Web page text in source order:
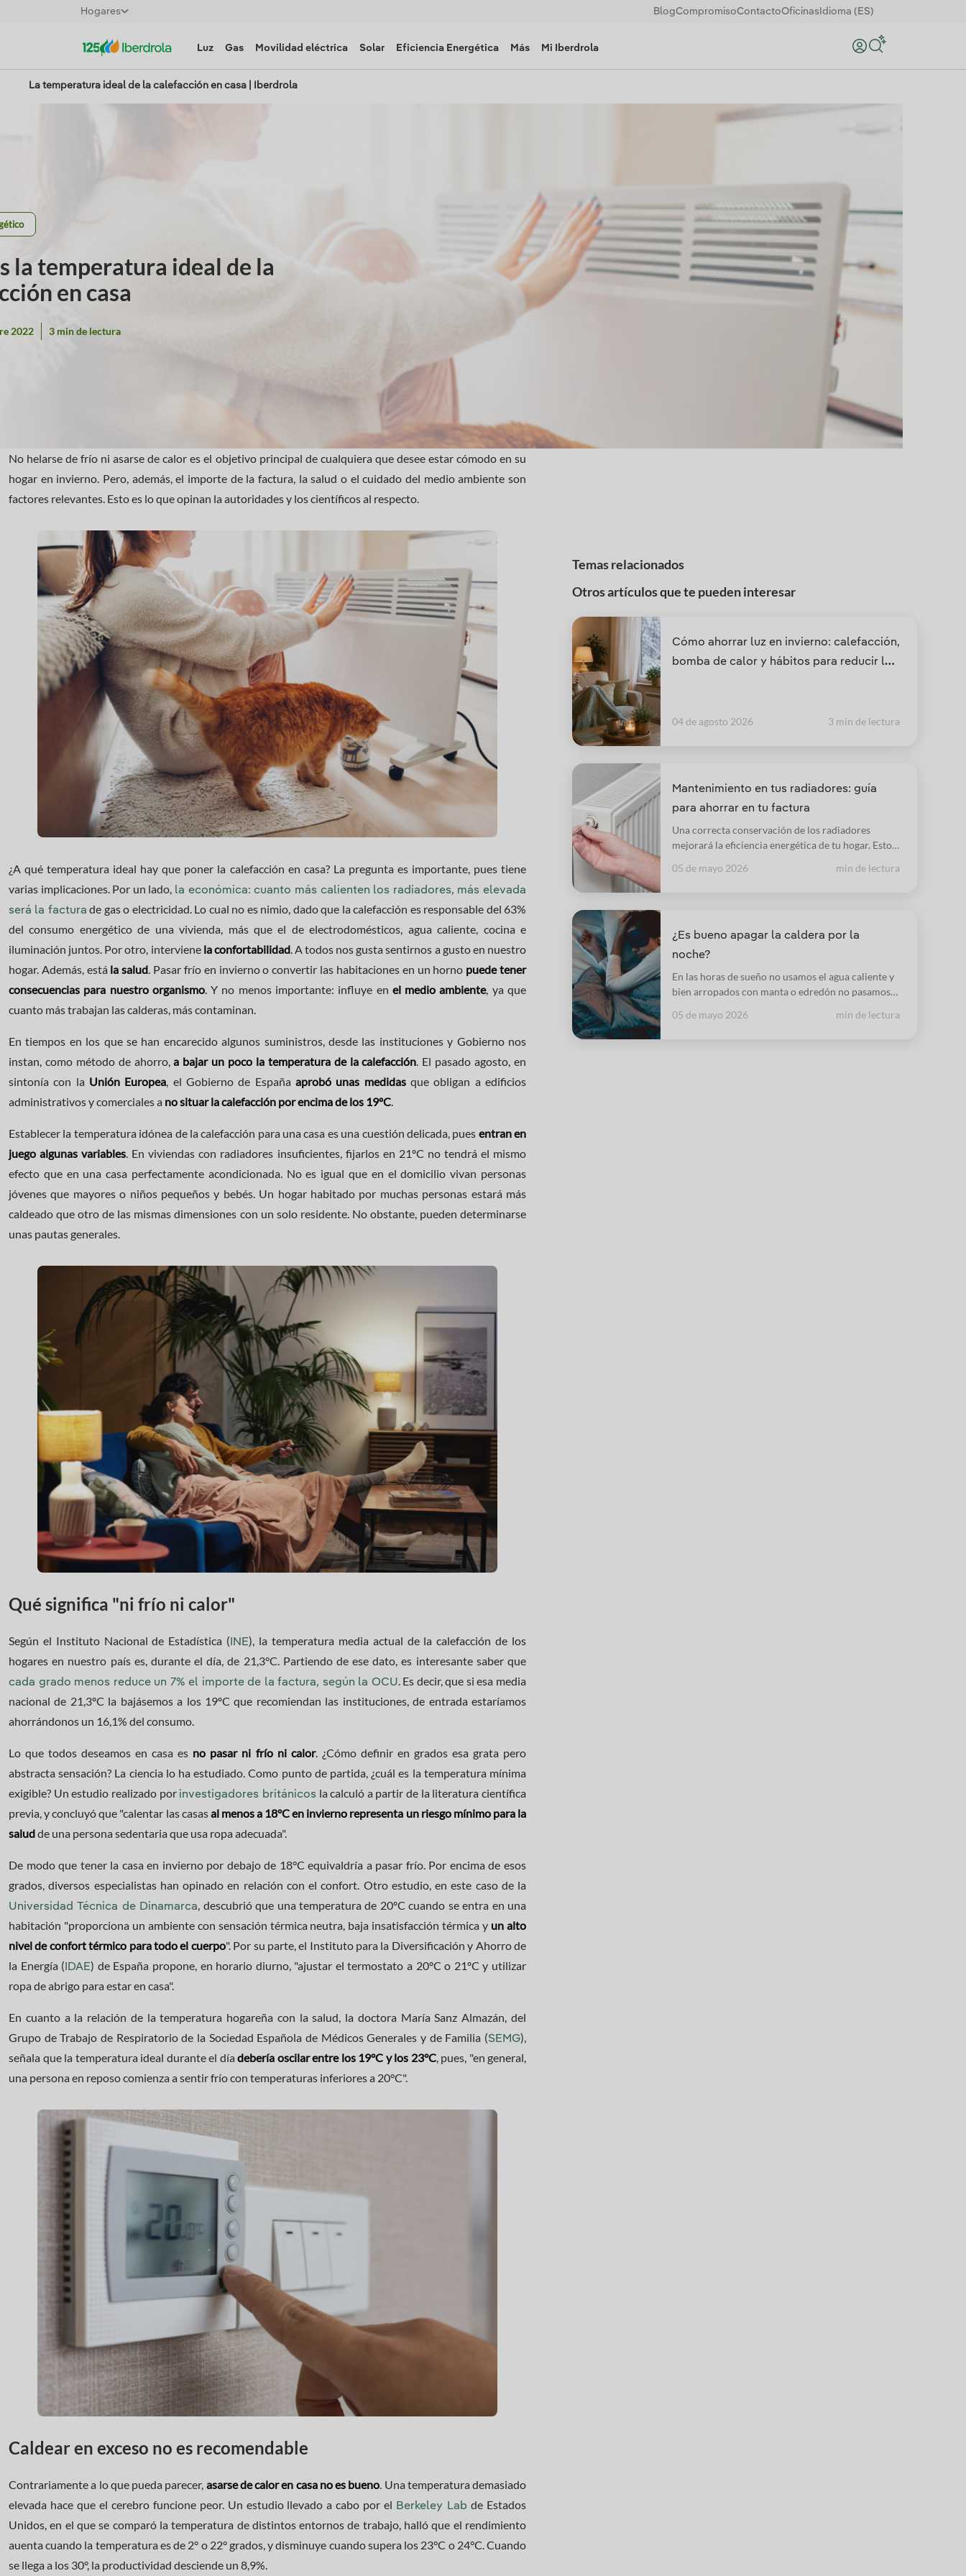
Hogares BlogCompromisoContactoOficinas Idioma (ES)
Luz Gas Movilidad eléctrica Solar Eficiencia Energética Más Mi Iberdrola Buscar
La temperatura ideal de la calefacción en casa | Iberdrola
la temperatura ideal de la
en casa
2022 3 min de lectura
No helarse de frío ni asarse de calor es el objetivo principal de cualquiera que desee estar cómodo en su
hogar en invierno. Pero, además, el importe de la factura, la salud o el cuidado del medio ambiente son
factores relevantes. Esto es lo que opinan la autoridades y los científicos al respecto.
¿A qué temperatura ideal hay que poner la calefacción en casa? La pregunta es importante, pues tiene
varias implicaciones. Por un lado, la económica: cuanto más calienten los radiadores, más elevada
será la factura de gas o electricidad. Lo cual no es nimio, dado que la calefacción es responsable del 63%
del consumo energético de una vivienda, más que el de electrodomésticos, agua caliente, cocina e
iluminación juntos. Por otro, interviene la confortabilidad. A todos nos gusta sentirnos a gusto en nuestro
hogar. Además, está la salud. Pasar frío en invierno o convertir las habitaciones en un horno puede tener
consecuencias para nuestro organismo. Y no menos importante: influye en el medio ambiente, ya que
cuanto más trabajan las calderas, más contaminan.
En tiempos en los que se han encarecido algunos suministros, desde las instituciones y Gobierno nos
instan, como método de ahorro,a bajar un poco la temperatura de la calefacción. El pasado agosto, en
sintonía con la Unión Europea, el Gobierno de Españaaprobó unas medidasque obligan a edificios
administrativos y comerciales a no situar la calefacción por encima de los 19ºC.
Establecer la temperatura idónea de la calefacción para una casa es una cuestión delicada, pues entran en
juego algunas variables. En viviendas con radiadores insuficientes, fijarlos en 21ºC no tendrá el mismo
efecto que en una casa perfectamente acondicionada. No es igual que en el domicilio vivan personas
jóvenes que mayores o niños pequeños y bebés. Un hogar habitado por muchas personas estará más
caldeado que otro de las mismas dimensiones con un solo residente. No obstante, pueden determinarse
unas pautas generales.
Qué significa "ni frío ni calor"
Según el Instituto Nacional de Estadística ( INE), la temperatura media actual de la calefacción de los
hogares en nuestro país es, durante el día, de 21,3°C. Partiendo de ese dato, es interesante saber que
cada grado menos reduce un 7% el importe de la factura, según la OCU. Es decir, que si esa media
nacional de 21,3ºC la bajásemos a los 19ºC que recomiendan las instituciones, de entrada estaríamos
ahorrándonos un 16,1% del consumo.
Lo que todos deseamos en casa es no pasar ni frío ni calor. ¿Cómo definir en grados esa grata pero
abstracta sensación? La ciencia lo ha estudiado. Como punto de partida, ¿cuál es la temperatura mínima
exigible? Un estudio realizado por investigadores británicosla calculó a partir de la literatura científica
previa, y concluyó que "calentar las casasal menos a 18°C en invierno representa un riesgo mínimo para la
saludde una persona sedentaria que usa ropa adecuada".
De modo que tener la casa en invierno por debajo de 18°C equivaldría a pasar frío. Por encima de esos
grados, diversos especialistas han opinado en relación con el confort. Otro estudio, en este caso de la
Universidad Técnica de Dinamarca, descubrió que una temperatura de 20ºC cuando se entra en una
habitación "proporciona un ambiente con sensación térmica neutra, baja insatisfacción térmica y un alto
nivel de confort térmico para todo el cuerpo". Por su parte, el Instituto para la Diversificación y Ahorro de
la Energía ( IDAE) de España propone, en horario diurno, "ajustar el termostato a 20ºC o 21ºC y utilizar
ropa de abrigo para estar en casa".
En cuanto a la relación de la temperatura hogareña con la salud, la doctora María Sanz Almazán, del
Grupo de Trabajo de Respiratorio de la Sociedad Española de Médicos Generales y de Familia (SEMG),
señala que la temperatura ideal durante el día debería oscilar entre los 19°C y los 23°C, pues, "en general,
una persona en reposo comienza a sentir frío con temperaturas inferiores a 20°C".
Caldear en exceso no es recomendable
Contrariamente a lo que pueda parecer, asarse de calor en casa no es bueno. Una temperatura demasiado
elevada hace que el cerebro funcione peor. Un estudio llevado a cabo por el Berkeley Lab de Estados
Unidos, en el que se comparó la temperatura de distintos entornos de trabajo, halló que el rendimiento
auenta cuando la temperatura es de 2° o 22° grados, y disminuye cuando supera los 23°C o 24°C. Cuando
se llega a los 30°, la productividad desciende un 8,9%.
Temas relacionados
Otros artículos que te pueden interesar
Cómo ahorrar luz en invierno: calefacción,
bomba de calor y hábitos para reducir la
04 de agosto 2026 3 min de lectura
Mantenimiento en tus radiadores: guía
para ahorrar en tu factura
Una correcta conservación de los radiadores
mejorará la eficiencia energética de tu hogar. Estos
llega la temporada del frío.
05 de mayo 2026 min de lectura
¿Es bueno apagar la caldera por la
noche?
En las horas de sueño no usamos el agua caliente y
bien arropados con manta o edredón no pasamos
encendida?
05 de mayo 2026 min de lectura